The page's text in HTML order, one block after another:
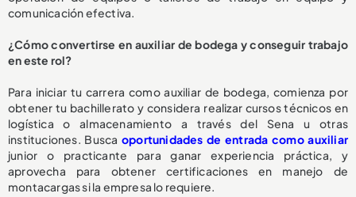
comunicación efectiva.
¿Cómo convertirse en auxiliar de bodega y conseguir trabajo
en este rol?
Para iniciar tu carrera como auxiliar de bodega, comienza por
obtener tu bachillerato y considera realizar cursos técnicos en
logística o almacenamiento a través del Sena u otras
instituciones. Busca oportunidades de entrada como auxiliar
junior o practicante para ganar experiencia práctica, y
aprovecha para obtener certificaciones en manejo de
montacargas si la empresa lo requiere.